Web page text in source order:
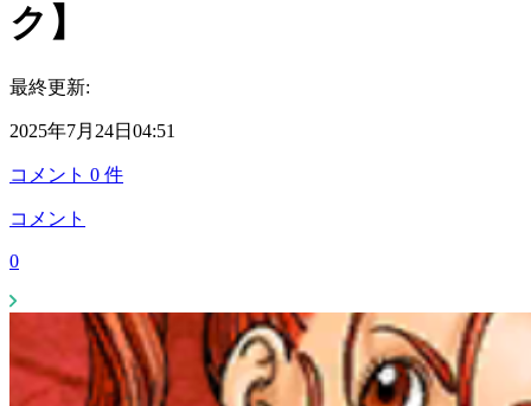
ク】
最終更新:
2025年7月24日04:51
コメント 0 件
コメント
0